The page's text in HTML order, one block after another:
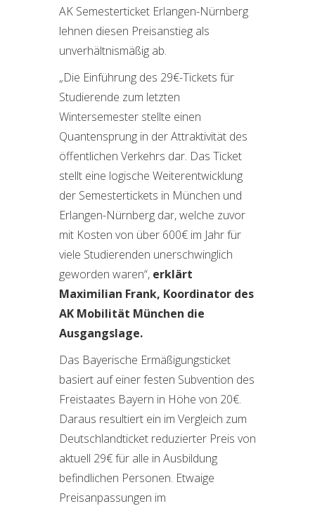
AK Semesterticket Erlangen-Nürnberg
lehnen diesen Preisanstieg als
unverhältnismäßig ab.
„Die Einführung des 29€-Tickets für
Studierende zum letzten
Wintersemester stellte einen
Quantensprung in der Attraktivität des
öffentlichen Verkehrs dar. Das Ticket
stellt eine logische Weiterentwicklung
der Semestertickets in München und
Erlangen-Nürnberg dar, welche zuvor
mit Kosten von über 600€ im Jahr für
viele Studierenden unerschwinglich
geworden waren“, erklärt
Maximilian Frank, Koordinator des
AK Mobilität München die
Ausgangslage.
Das Bayerische Ermäßigungsticket
basiert auf einer festen Subvention des
Freistaates Bayern in Höhe von 20€.
Daraus resultiert ein im Vergleich zum
Deutschlandticket reduzierter Preis von
aktuell 29€ für alle in Ausbildung
befindlichen Personen. Etwaige
Preisanpassungen im